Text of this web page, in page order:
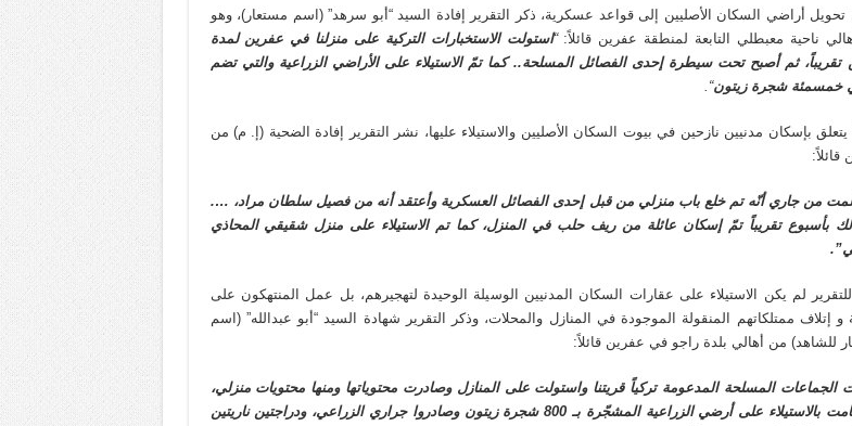
أراضي السكان الأصليين إلى قواعد عسكرية، ذكر التقرير إفادة السيد “أبو سرهد” (اسم مستعار)، وهو
ناحية معبطلي التابعة لمنطقة عفرين قائلاً:“استولت الاستخبارات التركية على منزلنا في عفرين لمدة
تقريباً، ثم أصبح تحت سيطرة إحدى الفصائل المسلحة.. كما تمّ الاستيلاء على الأراضي الزراعية والتي تضم
خمسمئة شجرة زيتون“.
يتعلق بإسكان مدنيين نازحين في بيوت السكان الأصليين والاستيلاء عليها، نشر التقرير إفادة الضحية (إ. م) من
قائلاً:
من جاري أنّه تم خلع باب منزلي من قبل إحدى الفصائل العسكرية وأعتقد أنه من فصيل سلطان مراد، ….
بأسبوع تقريباً تمّ إسكان عائلة من ريف حلب في المنزل، كما تم الاستيلاء على منزل شقيقي المحاذي
لم يكن الاستيلاء على عقارات السكان المدنيين الوسيلة الوحيدة لتهجيرهم، بل عمل المنتهكون على
إتلاف ممتلكاتهم المنقولة الموجودة في المنازل والمحلات، وذكر التقرير شهادة السيد “أبو عبدالله” (اسم
للشاهد) من أهالي بلدة راجو في عفرين قائلاً:
الجماعات المسلحة المدعومة تركياً قريتنا واستولت على المنازل وصادرت محتوياتها ومنها محتويات منزلي،
كما قامت بالاستيلاء على أرضي الزراعية المشجّرة بـ 800 شجرة زيتون وصادروا جراري الزراعي، ودراجتين ناريتين